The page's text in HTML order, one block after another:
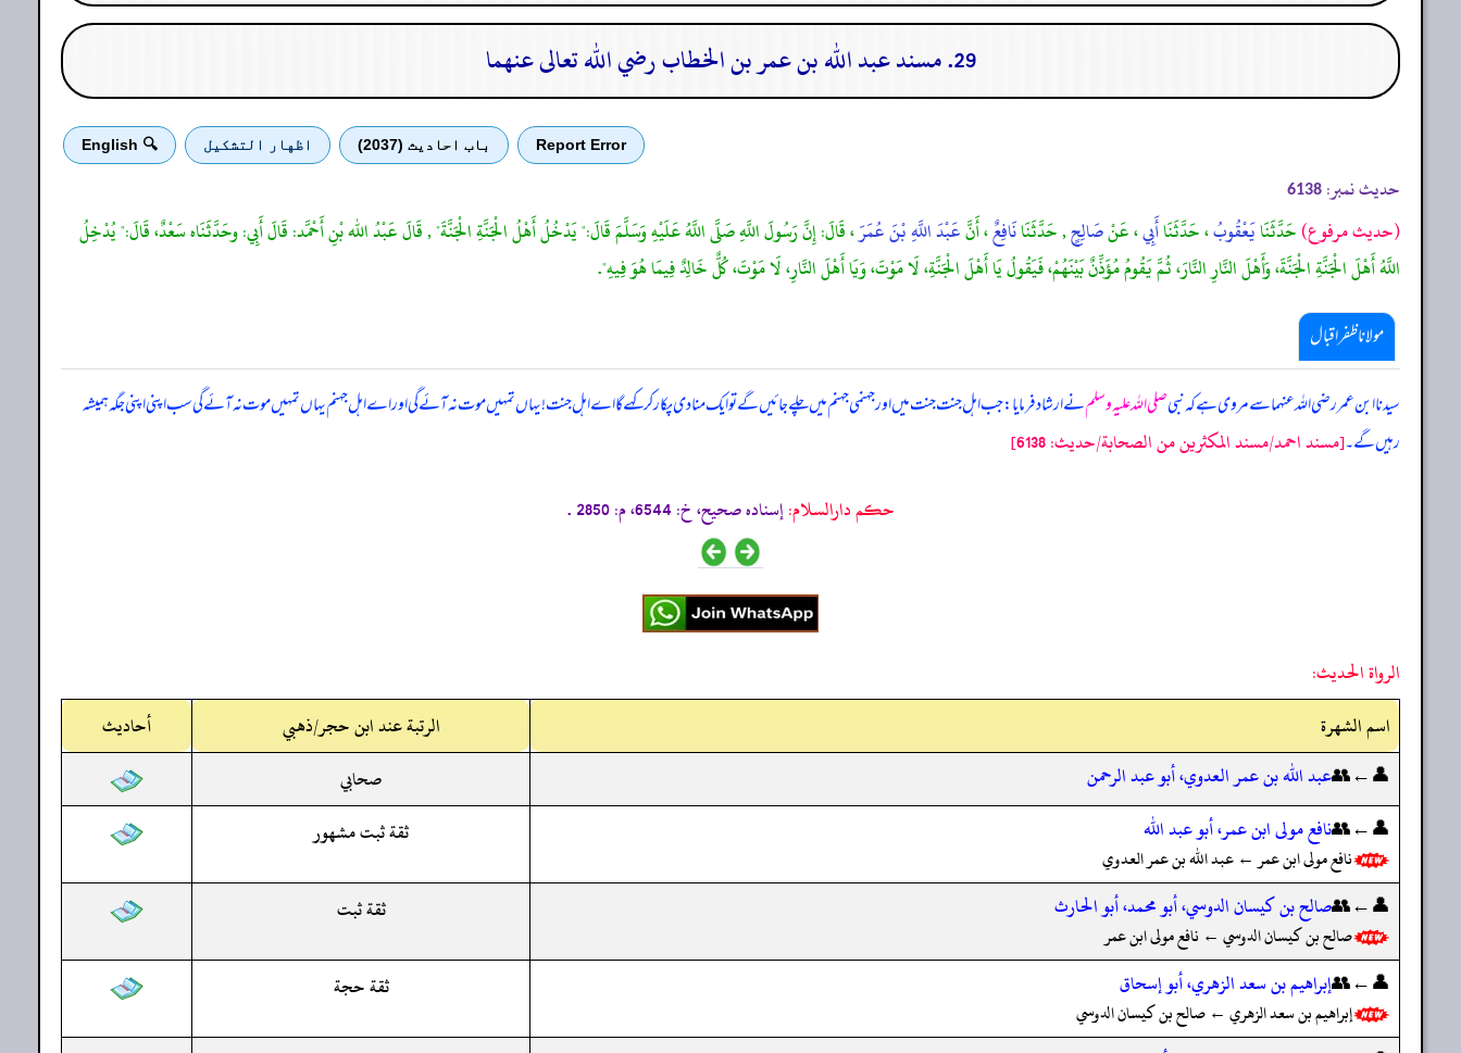
29. مسند عبد الله بن عمر بن الخطاب رضي الله تعالى عنهما
Report Error باب احادیث (2037) اظهار التشكيل 🔍 English
حدیث نمبر: 6138
(حديث مرفوع)حَدَّثَنَايَعْقُوبُ، حَدَّثَنَاأَبِي، عَنْصَالِحٍ, حَدَّثَنَانَافِعٌ، أَنَّعَبْدَ اللَّهِ بْنَ عُمَرَ، قَالَ: إِنَّ رَسُولَ اللَّهِ صَلَّى اللَّهُ عَلَيْهِ وَسَلَّمَ قَالَ:" يَدْخُلُ أَهْلُ الْجَنَّةِ الْجَنَّةَ" , قَالَ عَبْدُ الله بْنِ أَحْمَّد: قَالَ أَبِي: وحَدَّثَنَاه سَعْدٌ، قَالَ:" يُدْخِلُ
اللَّهُ أَهْلَ الْجَنَّةِ الْجَنَّةَ، وَأَهْلَ النَّارِ النَّارَ، ثُمَّ يَقُومُ مُؤَذِّنٌ بَيْنَهُمْ، فَيَقُولُ يَا أَهْلَ الْجَنَّةِ، لَا مَوْتَ، وَيَا أَهْلَ النَّارِ، لَا مَوْتَ، كُلٌّ خَالِدٌ فِيمَا هُوَ فِيهِ".
مولانا ظفر اقبال
سیدنا ابن عمر رضی اللہ عنہما سے مروی ہے کہ نبیصلی اللہ علیہ وسلمنے ارشاد فرمایا: جب اہل جنت جنت میں اور جہنمی جہنم میں چلے جائیں گے تو ایک منادی پکار کر کہے گا اے اہل جنت! یہاں تمہیں موت نہ آئے گی اور اے اہل جہنم یہاں تمہیں موت نہ آئے گی سب اپنی اپنی جگہ ہمیشہ
رہیں گے۔[مسند احمد/مسند المكثرين من الصحابة/حدیث: 6138]
حکم دارالسلام:إسناده صحيح، خ: 6544، م: 2850 .
الرواة الحديث:
اسم الشهرة
الرتبة عند ابن حجر/ذهبي
أحاديث
👤←👥عبد الله بن عمر العدوي، أبو عبد الرحمن
صحابي
👤←👥نافع مولى ابن عمر، أبو عبد الله
نافع مولى ابن عمر ← عبد الله بن عمر العدوي
ثقة ثبت مشهور
👤←👥صالح بن كيسان الدوسي، أبو محمد، أبو الحارث
صالح بن كيسان الدوسي ← نافع مولى ابن عمر
ثقة ثبت
👤←👥إبراهيم بن سعد الزهري، أبو إسحاق
إبراهيم بن سعد الزهري ← صالح بن كيسان الدوسي
ثقة حجة